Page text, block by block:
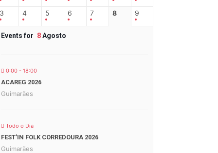
3 4 5 6 7 8 9
Events for 8Agosto
0:00 - 18:00
ACAREG 2026
Guimarães
Todo o Dia
FEST’IN FOLK CORREDOURA 2026
Guimarães